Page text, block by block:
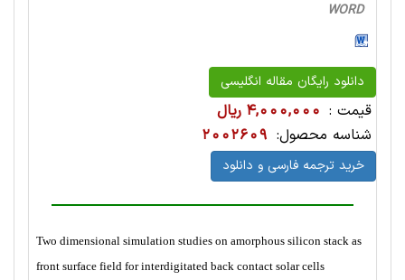
WORD
دانلود رایگان مقاله انگلیسی
قیمت : 4,000,000 ریال
شناسه محصول: 2002609
خرید ترجمه فارسی و دانلود
Two dimensional simulation studies on amorphous silicon stack as
front surface field for interdigitated back contact solar cells